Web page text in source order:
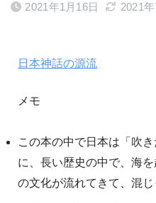
2021年1月16日 2021
日本神話の源流
メモ
この本の中で日本は「吹
に、長い歴史の中で、海
の文化が流れてきて、混